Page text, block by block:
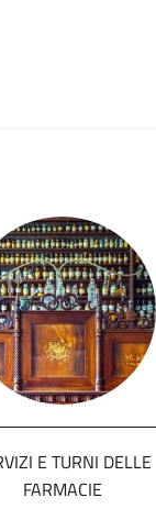
E TURNI DELLE
FARMACIE